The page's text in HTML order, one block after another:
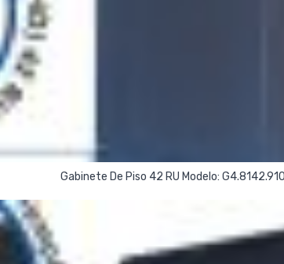
Gabinete De Piso 42 RU Modelo:
Read More